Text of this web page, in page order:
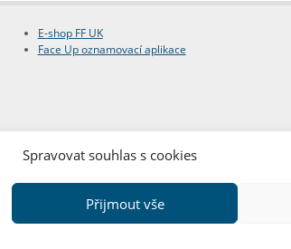
Spravovat souhlas s cookies
Přijmout vše
E-shop FF UK
Face Up oznamovací aplikace